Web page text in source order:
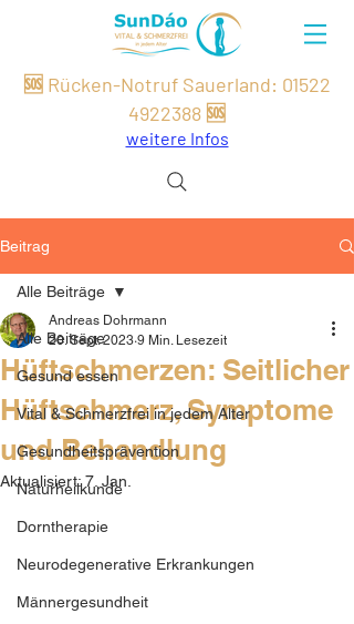
🆘 Rücken-Notruf Sauerland: 01522
4922388 🆘
weitere Infos
Beitrag
Alle Beiträge
Gesund essen
Vital & Schmerzfrei in jedem Alter
Gesundheitsprävention
Naturheilkunde
Dorntherapie
Neurodegenerative Erkrankungen
Männergesundheit
Alle Beiträge
Hüftschmerzen: Seitlicher
Hüftschmerz, Symptome
und Behandlung
Andreas Dohrmann
20. Sept. 2023 9 Min. Lesezeit
Aktualisiert:7. Jan.